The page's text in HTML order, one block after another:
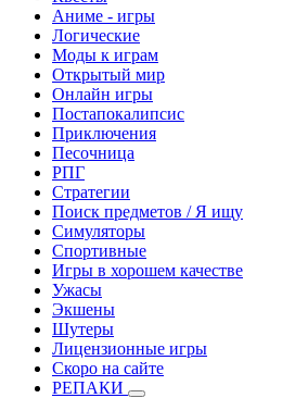
Аниме - игры
Логические
Моды к играм
Открытый мир
Онлайн игры
Постапокалипсис
Приключения
Песочница
РПГ
Стратегии
Поиск предметов / Я ищу
Симуляторы
Спортивные
Игры в хорошем качестве
Ужасы
Экшены
Шутеры
Лицензионные игры
Скоро на сайте
РЕПАКИ